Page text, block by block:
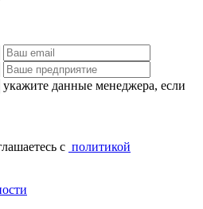
укажите данные менеджера, если
с политикой